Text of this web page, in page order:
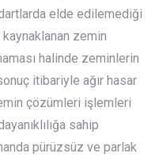
elde edilemediği
zemin
halinde zeminlerin
itibariyle ağır hasar
çözümleri işlemleri
sahip
pürüzsüz ve parlak